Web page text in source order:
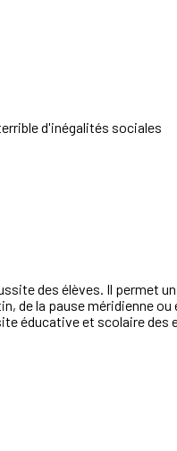
d'inégalités sociales
des élèves. Il
de la pause méridienne
éducative et scolaire des